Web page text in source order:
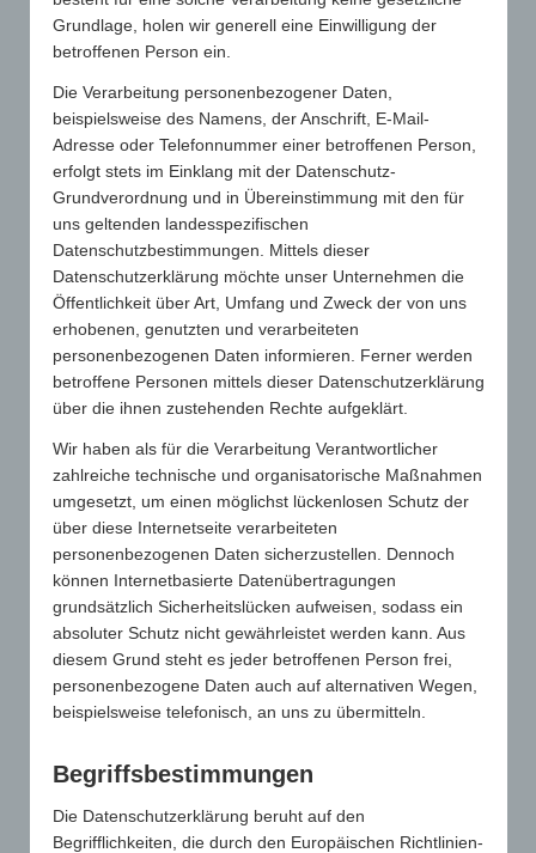
Bestimmungen & Dokumente:
Allgemeine Geschäftsbedingungen zur TREND 2026
Herbst
Datenschutzerklärung zur TREND 2026 Herbst
Mit * gekennzeichnete Felder sind Pflichtfelder.
Wir buchen folgende Standfläche*
7,5 m² (2,5x3 m) | 1.750,00 €*
12 m² (4x3 m) | 2.650,00 €*
15 m² (5x3 m) | 2.900,00 €*
30 m² (10x3) | 5.450,00 €*
* Zzgl. einer obligatorischen Strompauschale von 195,00 Euro.
Sämtliche Preise verstehen sich zzgl. der gesetzlichen
Mehrwertsteuer. Kopf- und Eckstände sowie Sondergrößen auf
Anfrage.
Wir benötigen die folgende Anzahl an Ausstellertickets:
Es fallen keine Kosten für Ausstellertickets auf der TREND an.
Firmenname*
Grundlage, holen wir generell eine Einwilligung der
betroffenen Person ein.
Die Verarbeitung personenbezogener Daten,
beispielsweise des Namens, der Anschrift, E-Mail-
Adresse oder Telefonnummer einer betroffenen Person,
erfolgt stets im Einklang mit der Datenschutz-
Grundverordnung und in Übereinstimmung mit den für
uns geltenden landesspezifischen
Datenschutzbestimmungen. Mittels dieser
Datenschutzerklärung möchte unser Unternehmen die
Öffentlichkeit über Art, Umfang und Zweck der von uns
erhobenen, genutzten und verarbeiteten
personenbezogenen Daten informieren. Ferner werden
betroffene Personen mittels dieser Datenschutzerklärung
über die ihnen zustehenden Rechte aufgeklärt.
Wir haben als für die Verarbeitung Verantwortlicher
zahlreiche technische und organisatorische Maßnahmen
umgesetzt, um einen möglichst lückenlosen Schutz der
über diese Internetseite verarbeiteten
personenbezogenen Daten sicherzustellen. Dennoch
können Internetbasierte Datenübertragungen
grundsätzlich Sicherheitslücken aufweisen, sodass ein
absoluter Schutz nicht gewährleistet werden kann. Aus
diesem Grund steht es jeder betroffenen Person frei,
personenbezogene Daten auch auf alternativen Wegen,
beispielsweise telefonisch, an uns zu übermitteln.
Begriffsbestimmungen
Die Datenschutzerklärung beruht auf den
Begrifflichkeiten, die durch den Europäischen Richtlinien-